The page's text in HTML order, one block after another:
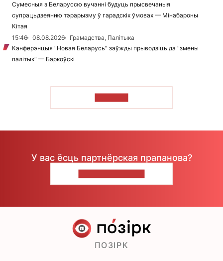
Сумесныя з Беларуссю вучэнні будуць прысвечаныя
супрацьдзеянню тэрарызму ў гарадскіх ўмовах — Мінабароны
Кітая
15:46
08.08.2026
Грамадства, Палітыка
Канферэнцыя "Новая Беларусь" заўжды прыводзіць да "змены
палітык" — Баркоўскі
У вас ёсць партнёрская прапанова?
ПОЗІРК